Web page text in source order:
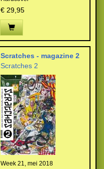
€ 29,95
Scratches - magazine 2
Scratches 2
Week 21, mei 2018